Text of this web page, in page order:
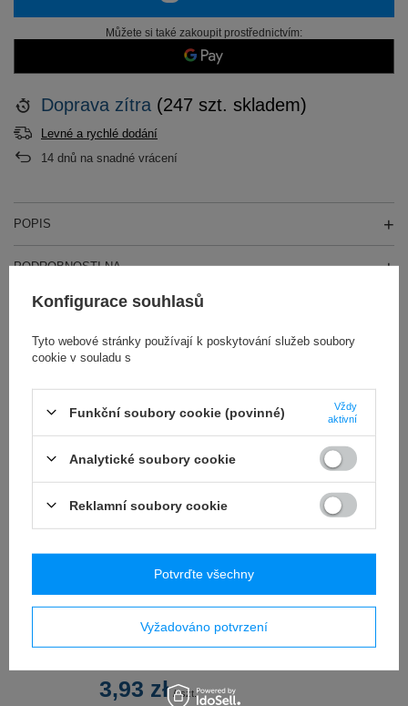
Můžete si také zakoupit prostřednictvím:
Doprava zítra (247 szt. skladem)
Levné a rychlé dodání
14 dnů na snadné vrácení
POPIS
PODROBNOSTI NA
RECENZE (0)
OSTATNIO CIĘ
INTERESOWAŁO
M6x6
3,93 zł / szt.
Konfigurace souhlasů
Tyto webové stránky používají k poskytování služeb soubory
cookie v souladu s
Funkční soubory cookie (povinné)
Vždy
aktivní
Analytické soubory cookie
Reklamní soubory cookie
Vyžadováno potvrzení
Potvrďte všechny